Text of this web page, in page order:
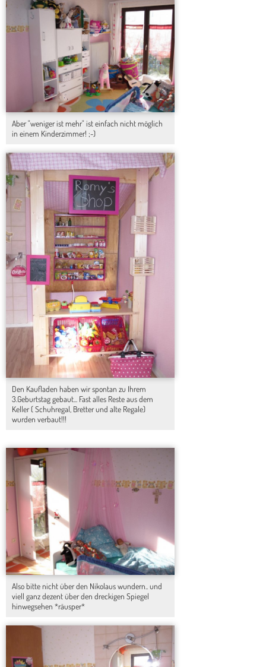
Aber "weniger ist mehr" ist einfach nicht möglich
in einem Kinderzimmer! ;-)
Den Kaufladen haben wir spontan zu Ihrem
3.Geburtstag gebaut... Fast alles Reste aus dem
Keller ( Schuhregal, Bretter und alte Regale)
wurden verbaut!!!
Also bitte nicht über den Nikolaus wundern.. und
viell ganz dezent über den dreckigen Spiegel
hinwegsehen *räusper*